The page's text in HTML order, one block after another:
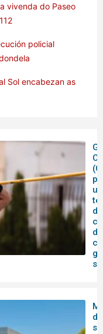
vivenda do Paseo
policial
Sol encabezan as
de
de